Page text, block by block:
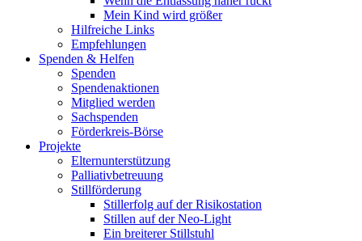
Mein Kind wird größer
Hilfreiche Links
Empfehlungen
Spenden & Helfen
Spenden
Spendenaktionen
Mitglied werden
Sachspenden
Förderkreis-Börse
Projekte
Elternunterstützung
Palliativbetreuung
Stillförderung
Stillerfolg auf der Risikostation
Stillen auf der Neo-Light
Ein breiterer Stillstuhl